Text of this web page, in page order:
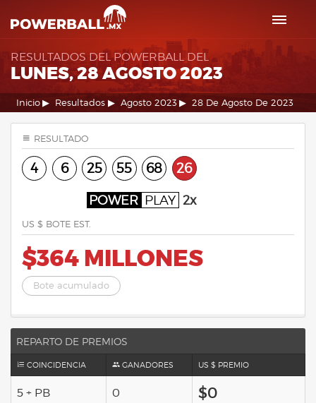
RESULTADOS DEL POWERBALL DEL
LUNES, 28 AGOSTO 2023
Inicio Resultados Agosto 2023 28 De Agosto De 2023
RESULTADO
4 6 25 55 68 26
POWER PLAY 2x
US $ BOTE EST.
$364 MILLONES
Bote acumulado
REPARTO DE PREMIOS
COINCIDENCIA GANADORES US $ PREMIO
5 + PB 0 $0